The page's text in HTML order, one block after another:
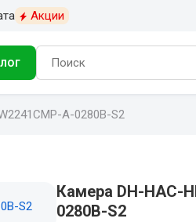
Акции
A-0280B-S2
Камера DH-HAC-
0280B-S2